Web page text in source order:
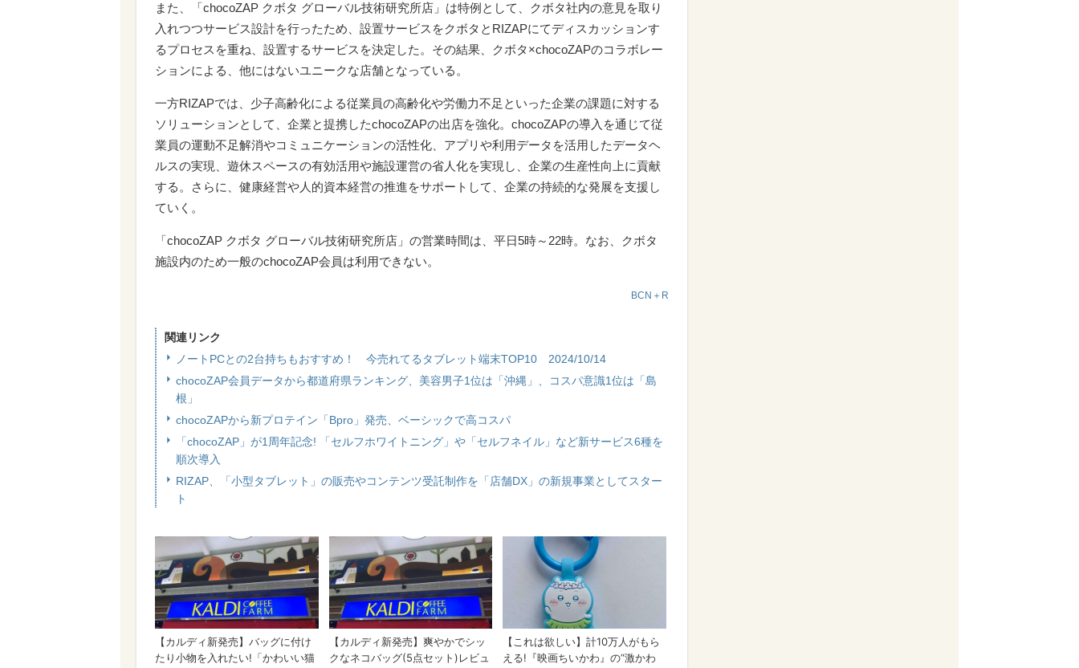
また、「chocoZAP クボタ グローバル技術研究所店」は特例として、クボタ社内の意見を取り
入れつつサービス設計を行ったため、設置サービスをクボタとRIZAPにてディスカッションす
るプロセスを重ね、設置するサービスを決定した。その結果、クボタ×chocoZAPのコラボレー
ションによる、他にはないユニークな店舗となっている。
一方RIZAPでは、少子高齢化による従業員の高齢化や労働力不足といった企業の課題に対する
ソリューションとして、企業と提携したchocoZAPの出店を強化。chocoZAPの導入を通じて従
業員の運動不足解消やコミュニケーションの活性化、アプリや利用データを活用したデータヘ
ルスの実現、遊休スペースの有効活用や施設運営の省人化を実現し、企業の生産性向上に貢献
する。さらに、健康経営や人的資本経営の推進をサポートして、企業の持続的な発展を支援し
ていく。
「chocoZAP クボタ グローバル技術研究所店」の営業時間は、平日5時～22時。なお、クボタ
施設内のため一般のchocoZAP会員は利用できない。
BCN＋R
関連リンク
ノートPCとの2台持ちもおすすめ！ 今売れてるタブレット端末TOP10 2024/10/14
chocoZAP会員データから都道府県ランキング、美容男子1位は「沖縄」、コスパ意識1位は「島
根」
chocoZAPから新プロテイン「Bpro」発売、ベーシックで高コスパ
「chocoZAP」が1周年記念! 「セルフホワイトニング」や「セルフネイル」など新サービス6種を
順次導入
RIZAP、「小型タブレット」の販売やコンテンツ受託制作を「店舗DX」の新規事業としてスター
ト